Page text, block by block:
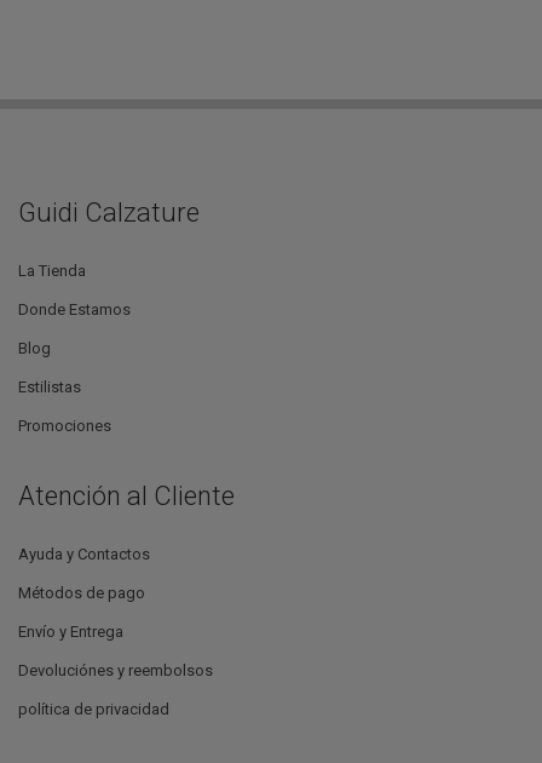
Guidi Calzature
La Tienda
Donde Estamos
Blog
Estilistas
Promociones
Atención al Cliente
Ayuda y Contactos
Métodos de pago
Envío y Entrega
Devoluciónes y reembolsos
política de privacidad